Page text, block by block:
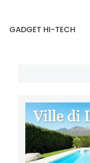
GADGET HI-TECH